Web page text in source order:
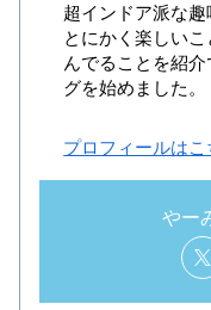
超インドア派な趣
とにかく楽しい
んでることを紹
グを始めました。
プロフィールはこ
やー